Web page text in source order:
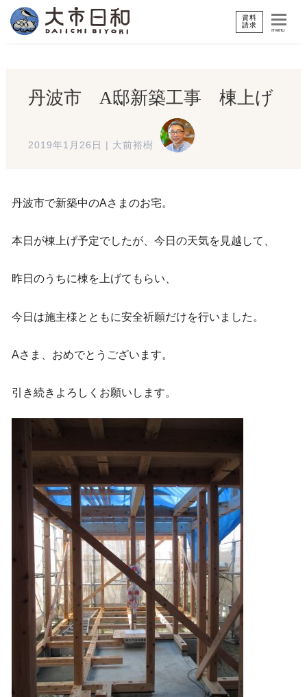
資料
請求
menu
丹波市 A邸新築工事 棟上げ
2019年1月26日 大前裕樹
丹波市で新築中のAさまのお宅。
本日が棟上げ予定でしたが、今日の天気を見越して、
昨日のうちに棟を上げてもらい、
今日は施主様とともに安全祈願だけを行いました。
Aさま、おめでとうございます。
引き続きよろしくお願いします。